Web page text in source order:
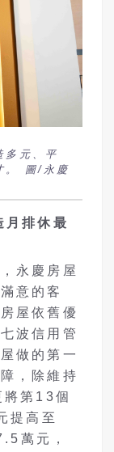
多元、平
。 圖/永慶
月排休最
永慶房屋
意的客
屋依舊優
波信用管
做的第一
，除維持
第13個
提高至
萬元，